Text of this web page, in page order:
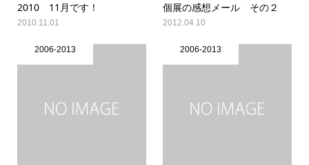
2010 11月です！
2010.11.01
個展の感想メール その２
2012.04.10
2006-2013 2006-2013